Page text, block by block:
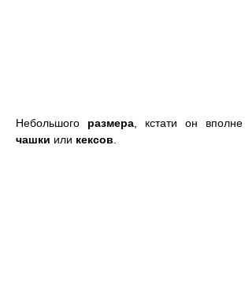
Небольшого размера, кстати он вполне
чашки или кексов.